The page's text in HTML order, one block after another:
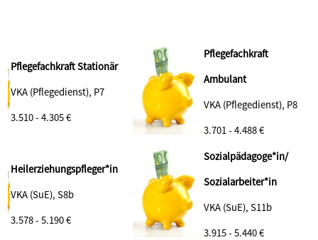
Pflegefachkraft Stationär
VKA (Pflegedienst), P7
3.510 - 4.305 €
Pflegefachkraft
Ambulant
VKA (Pflegedienst), P8
3.701 - 4.488 €
Heilerziehungspfleger*in
VKA (SuE), S8b
3.578 - 5.190€
Sozialpädagoge*in/
Sozialarbeiter*in
VKA (SuE), S11b
3.915 - 5.440 €